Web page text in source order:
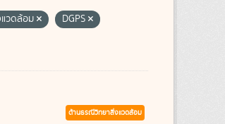
วดล้อม
DGPS
ด้านธรณีวิทยาสิ่งแวดล้อม